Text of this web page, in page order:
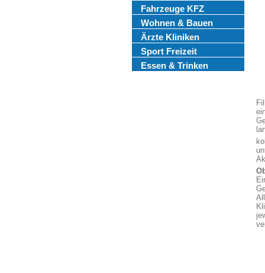
Fahrzeuge KFZ
Wohnen & Bauen
Ärzte Kliniken
Sport Freizeit
Essen & Trinken